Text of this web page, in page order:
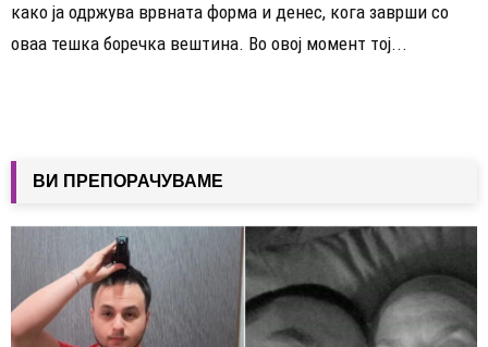
како ја одржува врвната форма и денес, кога заврши со
оваа тешка боречка вештина. Во овој момент тој...
ВИ ПРЕПОРАЧУВАМЕ